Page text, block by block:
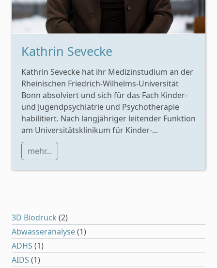
Kathrin Sevecke
Kathrin Sevecke hat ihr Medizinstudium an der
Rheinischen Friedrich-Wilhelms-Universität
Bonn absolviert und sich für das Fach Kinder-
und Jugendpsychiatrie und Psychotherapie
habilitiert. Nach langjähriger leitender Funktion
am Universitätsklinikum für Kinder-...
mehr...
3D Biodruck (2)
Abwasseranalyse(1)
ADHS (1)
AIDS (1)